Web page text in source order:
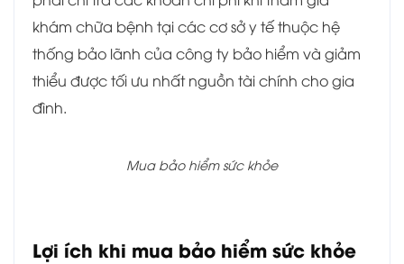
khám chữa bệnh tại các cơ sở y tế thuộc hệ
thống bảo lãnh của công ty bảo hiểm và giảm
thiểu được tối ưu nhất nguồn tài chính cho gia
đình.
Mua bảo hiểm sức khỏe
Lợi ích khi mua bảo hiểm sức khỏe